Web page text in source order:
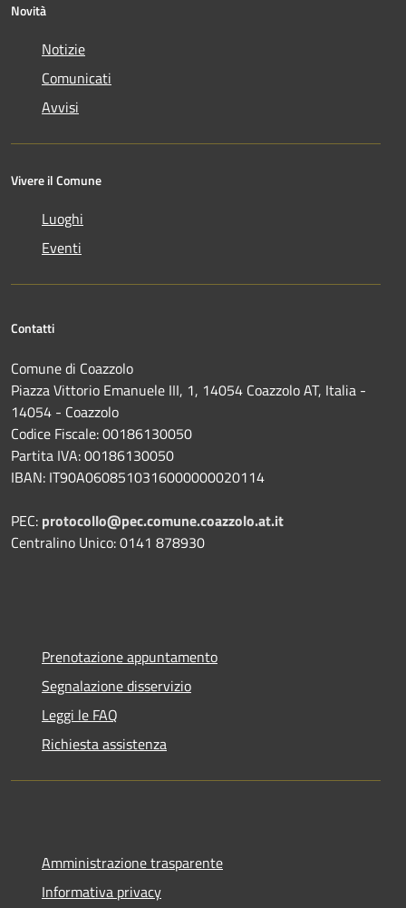
Novità
Notizie
Comunicati
Avvisi
Vivere il Comune
Luoghi
Eventi
Contatti
Comune di Coazzolo
Piazza Vittorio Emanuele III, 1, 14054 Coazzolo AT, Italia -
14054 - Coazzolo
Codice Fiscale: 00186130050
Partita IVA: 00186130050
IBAN: IT90A0608510316000000020114
PEC: protocollo@pec.comune.coazzolo.at.it
Centralino Unico: 0141 878930
Prenotazione appuntamento
Segnalazione disservizio
Leggi le FAQ
Richiesta assistenza
Amministrazione trasparente
Informativa privacy